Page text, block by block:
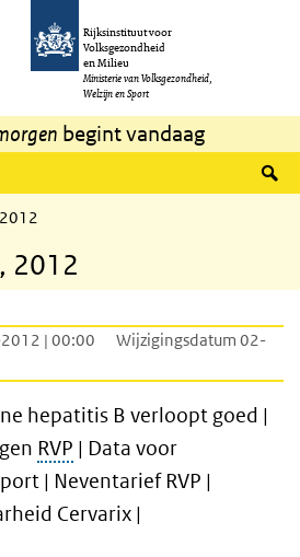
gaan
Rijksinstituut voor
Volksgezondheid
en Milieu
Ministerie van Volksgezondheid,
Welzijn en Sport
begint vandaag
2012
| 00:00
Wijzigingsdatum 02-
hepatitis B verloopt goed |
RVP | Data voor
| Neventarief RVP |
Cervarix |